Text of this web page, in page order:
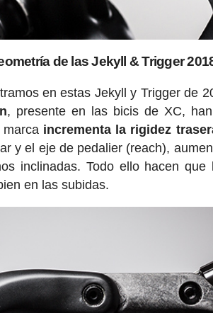
de las Jekyll & Trigger
en estas Jekyll y Trigger de
, presente en las bicis de XC,
incrementa la rigidez
y el eje de pedalier (reach),
inclinadas. Todo ello hacen
en las subidas.